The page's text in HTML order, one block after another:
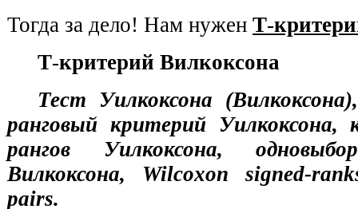
Тогда за дело! Нам нужен Т-
Т-критерий Вилкоксона
Тест Уилкоксона
ранговый критерий Уилкоксона,
рангов Уилкоксона,
Вилкоксона, Wilcoxon signed-
pairs.